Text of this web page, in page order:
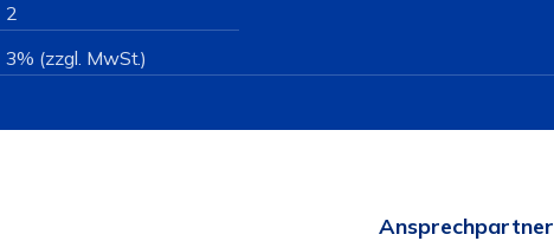
2
3% (zzgl. MwSt.)
Ansprechpartner